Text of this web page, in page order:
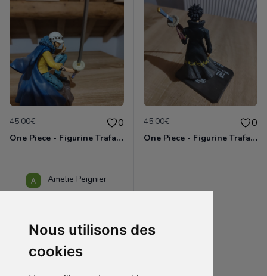
Nous utilisons des
cookies
45.00€ 0
One Piece - Figurine Trafalgar Law Ichibansho Wano Country Third Act
45.00€ 0
One Piece - Figurine Trafalgar Law Grandista Nero
Amelie Peignier